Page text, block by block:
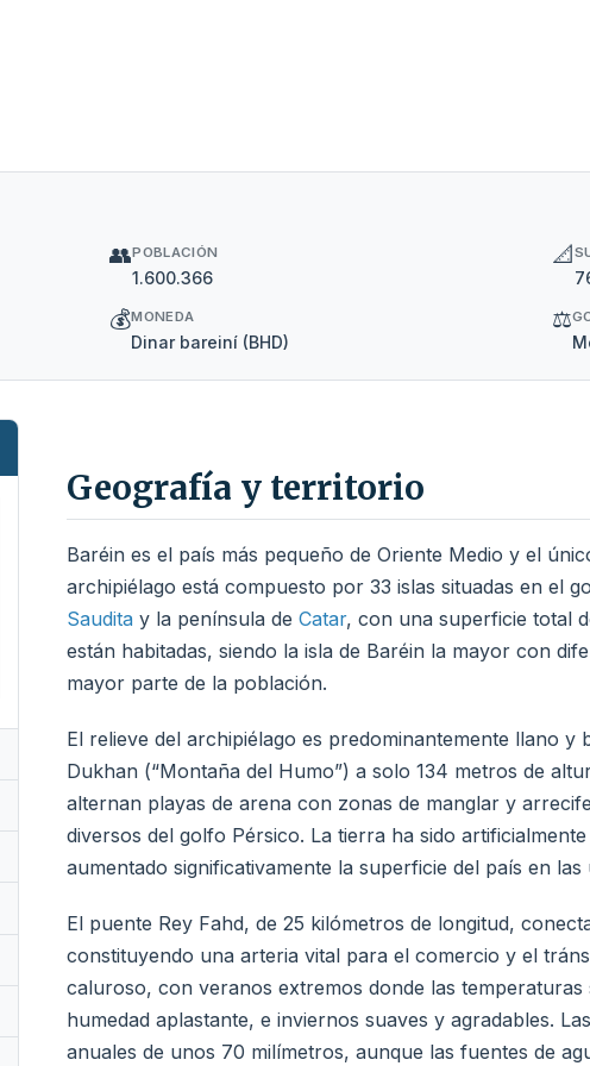
👥POBLACIÓN
1.600.366
📐
💰MONEDA
Dinar bareiní (BHD)
⚖️
Geografía y territorio
Baréin es el país más pequeño de Oriente Medio y el
archipiélago está compuesto por 33 islas situadas en el
Saudita y la península de Catar, con una superficie total
están habitadas, siendo la isla de Baréin la mayor con
mayor parte de la población.
El relieve del archipiélago es predominantemente llano
Dukhan (“Montaña del Humo”) a solo 134 metros de
alternan playas de arena con zonas de manglar y
diversos del golfo Pérsico. La tierra ha sido
aumentado significativamente la superficie del país en las
El puente Rey Fahd, de 25 kilómetros de longitud,
constituyendo una arteria vital para el comercio y el
caluroso, con veranos extremos donde las
humedad aplastante, e inviernos suaves y agradables.
anuales de unos 70 milímetros, aunque las fuentes de